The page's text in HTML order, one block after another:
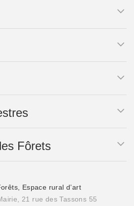
Fôrets
Espace rural d’art
21 rue des Tassons 55